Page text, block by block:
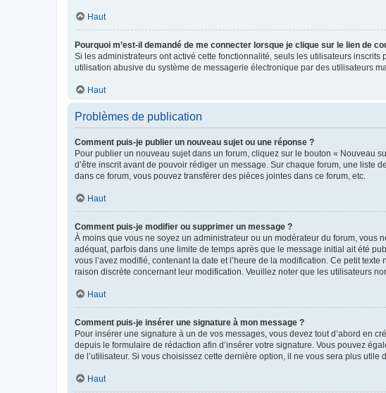
Haut
Pourquoi m’est-il demandé de me connecter lorsque je clique sur le lien de
Si les administrateurs ont activé cette fonctionnalité, seuls les utilisateurs
utilisation abusive du système de messagerie électronique par des utilisateurs
Haut
Problèmes de publication
Comment puis-je publier un nouveau sujet ou une réponse ?
Pour publier un nouveau sujet dans un forum, cliquez sur le bouton « Nouveau
d’être inscrit avant de pouvoir rédiger un message. Sur chaque forum, une liste
dans ce forum, vous pouvez transférer des pièces jointes dans ce forum, etc.
Haut
Comment puis-je modifier ou supprimer un message ?
À moins que vous ne soyez un administrateur ou un modérateur du forum,
adéquat, parfois dans une limite de temps après que le message initial ait été
vous l’avez modifié, contenant la date et l’heure de la modification. Ce petit
raison discrète concernant leur modification. Veuillez noter que les utilisateurs
Haut
Comment puis-je insérer une signature à mon message ?
Pour insérer une signature à un de vos messages, vous devez tout d’abord en
depuis le formulaire de rédaction afin d’insérer votre signature. Vous pouvez
de l’utilisateur. Si vous choisissez cette dernière option, il ne vous sera plus
Haut